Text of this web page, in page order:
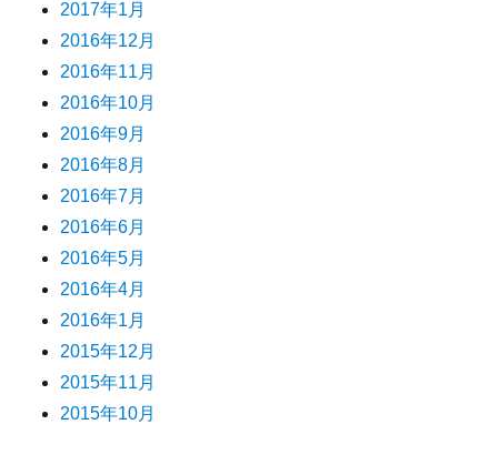
2017年1月
2016年12月
2016年11月
2016年10月
2016年9月
2016年8月
2016年7月
2016年6月
2016年5月
2016年4月
2016年1月
2015年12月
2015年11月
2015年10月